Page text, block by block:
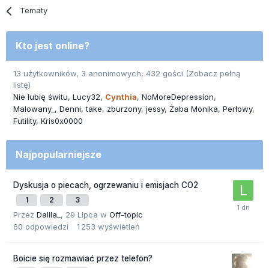
Tematy
Kto jest online?
13 użytkowników, 3 anonimowych, 432 gości (Zobacz pełną
listę)
Nie lubię świtu Lucy32 Cynthia NoMoreDepression
Malowany_
Denni take zburzony jessy Żaba Monika Perłowy
Futility Kris0x0000
Najpopularniejsze
Dyskusja o piecach, ogrzewaniu i emisjach CO2
1 2 3
Przez Dalila_ , 29 Lipca w Off-topic
60 odpowiedzi 1 253 wyświetleń
Boicie się rozmawiać przez telefon?